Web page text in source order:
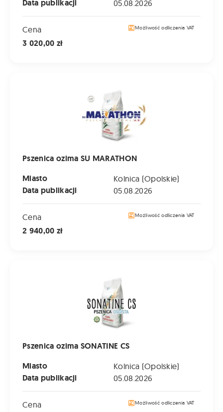
Data publikacji 05.08.2026
Cena
3 020,00 zł
Możliwość odliczenia VAT
Pszenica ozima SU MARATHON
Miasto
Kolnica (Opolskie)
Data publikacji 05.08.2026
Cena
2 940,00 zł
Możliwość odliczenia VAT
Pszenica ozima SONATINE CS
Miasto
Kolnica (Opolskie)
Data publikacji 05.08.2026
Cena Możliwość odliczenia VAT